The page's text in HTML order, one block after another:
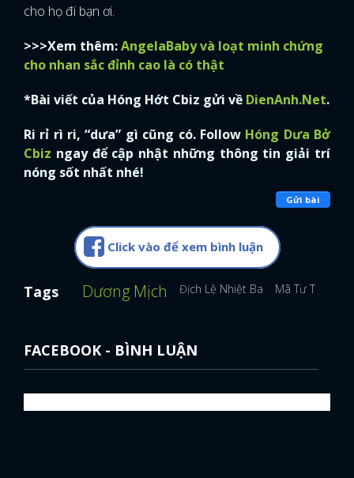
cho họ đi bạn ơi.
>>>Xem thêm:AngelaBaby và loạt minh chứng
cho nhan sắc đỉnh cao là có thật
*Bài viết của Hóng Hớt Cbiz gửi về DienAnh.Net.
Ri rỉ rì ri, “dưa” gì cũng có. Follow Hóng Dưa Bở
Cbiz ngay để cập nhật những thông tin giải trí
nóng sốt nhất nhé!
Gửi bài
Click vào để xem bình luận
Tags Dương Mịch Địch Lệ Nhiệt Ba Mã Tư Thuần
FACEBOOK - BÌNH LUẬN